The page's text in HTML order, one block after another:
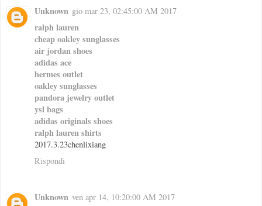
Unknown gio mar 23, 02:45:00 AM 2017
ralph lauren
cheap oakley sunglasses
air jordan shoes
adidas ace
hermes outlet
oakley sunglasses
pandora jewelry outlet
ysl bags
adidas originals shoes
ralph lauren shirts
2017.3.23chenlixiang
Rispondi
Unknown ven apr 14, 10:20:00 AM 2017